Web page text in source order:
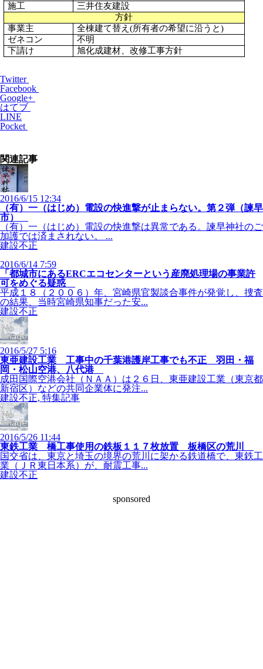
施工
三井住友建設
方針
事業主
全棟建て替え(所有者の希望に沿うと)
ゼネコン
不明
下請け
旭化成建材、改修工事方針
Twitter
Facebook
Google+
はてブ
LINE
Pocket
関連記事
2016/6/15 12:34
（有）一（はじめ）電設の快進撃が止まらない。第２弾（諫早
市）
（有）一（はじめ）電設の快進撃は異常である。諫早神社のご
加護では済まされない。 ...
建設不正
2016/6/14 7:59
「都城市にあるERCエコセンターという産廃処理場の事業許
可をめぐる疑惑
平成１８（２００６）年、宮崎県官製談合事件が発覚し、捜査
の結果、当時宮崎県知事だった安...
建設不正
2016/5/27 5:16
東亜建設工業 工事中の千葉港護岸工事でも不正 羽田・福
岡・松山空港、八代港
成田国際空港会社（ＮＡＡ）は２６日、東亜建設工業（東京都
新宿区）などの共同企業体に発注...
建設不正, 特集記事
2016/5/26 11:44
東鉄工業 橋工事使用の鉄板１１７枚放置 板橋区の荒川
国交省は、東京と埼玉の境界の荒川に架かる鉄道橋で、東鉄工
業（ＪＲ東日本系）が、耐震工事...
建設不正
sponsored